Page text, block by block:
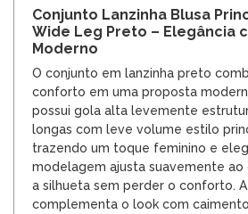
Conjunto Lanzinha Blusa
Wide Leg Preto – Elegância
Moderno
O conjunto em lanzinha preto
conforto em uma proposta
possui gola alta levemente
longas com leve volume estilo
trazendo um toque feminino e
modelagem ajusta suavemente ao
a silhueta sem perder o conforto.
complementa o look com